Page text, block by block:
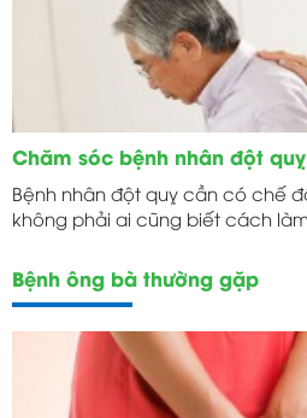
Chăm sóc bệnh nhân đột
Bệnh nhân đột quỵ cần có chế
không phải ai cũng biết cách
Bệnh ông bà thường gặp